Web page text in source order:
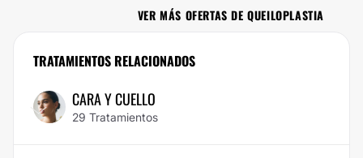
No dejes escapar esta oportunidad: con Multiestetica.com vas a ahorrar el 5%
precio para un servicio de calidad, ¡has encontrado la mejor opción! Porque en
Multiestetica.com, no queremos que el precio sea el problema.
VER MÁS OFERTAS DE QUEILOPLASTIA
TRATAMIENTOS RELACIONADOS
CARA Y CUELLO
29 Tratamientos